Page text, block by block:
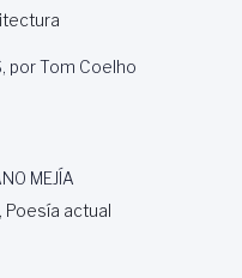
por Tom Coelho
MEJÍA
Poesía actual